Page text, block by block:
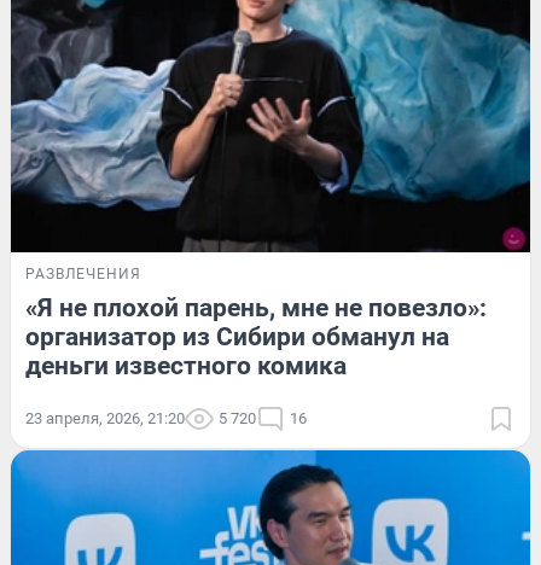
РАЗВЛЕЧЕНИЯ
«Я не плохой парень, мне не повезло»:
организатор из Сибири обманул на
деньги известного комика
23 апреля, 2026, 21:20 5 720 16